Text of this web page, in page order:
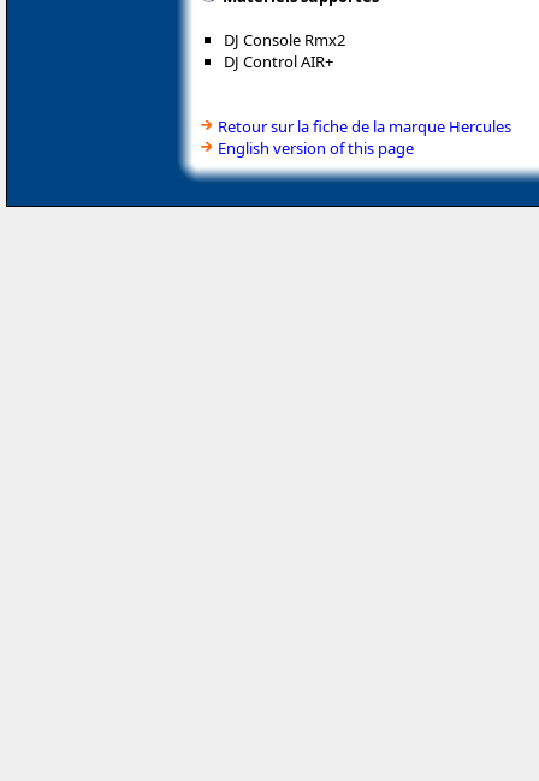
DJ Console Rmx2
DJ Control AIR+
Retour sur la fiche de la marque Hercules
English version of this page